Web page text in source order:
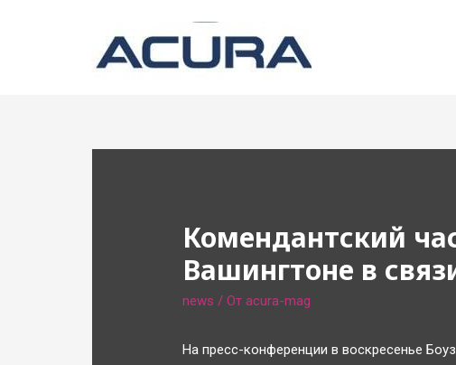
Комендантский
Вашингтоне в
news / От acura-mag
На пресс-конференции в воскресенье